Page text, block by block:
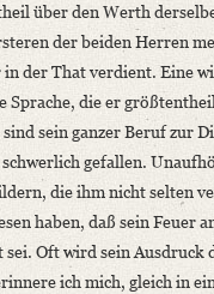
über den Werth
der beiden Herren
der That verdient. Eine
Sprache, die er
sein ganzer Beruf zur
gefallen.
die ihm nicht selten
haben, daß sein Feuer
Oft wird sein Ausdruck
ich mich, gleich in